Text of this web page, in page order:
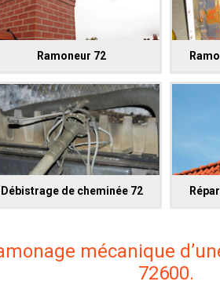
Ramoneur 72
Débistrage de cheminée 72
mécanique
72600.